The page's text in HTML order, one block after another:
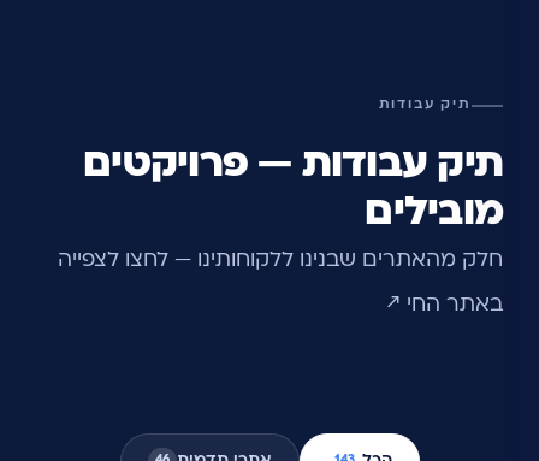
תיק עבודות
תיק עבודות — פרויקטים
מובילים
חלק מהאתרים שבנינו ללקוחותינו — לחצו לצפייה
באתר החי ↗